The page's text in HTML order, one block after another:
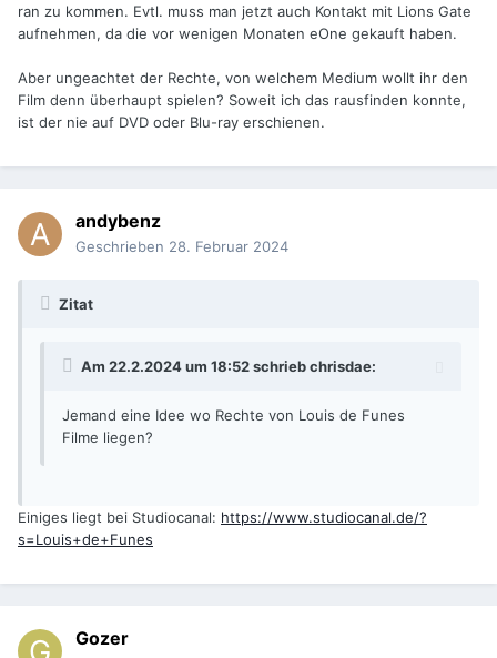
ran zu kommen. Evtl. muss man jetzt auch Kontakt mit Lions Gate
aufnehmen, da die vor wenigen Monaten eOne gekauft haben.
Aber ungeachtet der Rechte, von welchem Medium wollt ihr den
Film denn überhaupt spielen? Soweit ich das rausfinden konnte,
ist der nie auf DVD oder Blu-ray erschienen.
andybenz
Geschrieben 28. Februar 2024
Zitat
Am 22.2.2024 um 18:52 schriebchrisdae:
Jemand eine Idee wo Rechte von Louis de Funes
Filme liegen?
Einiges liegt bei Studiocanal: https://www.studiocanal.de/?
s=Louis+de+Funes
Gozer